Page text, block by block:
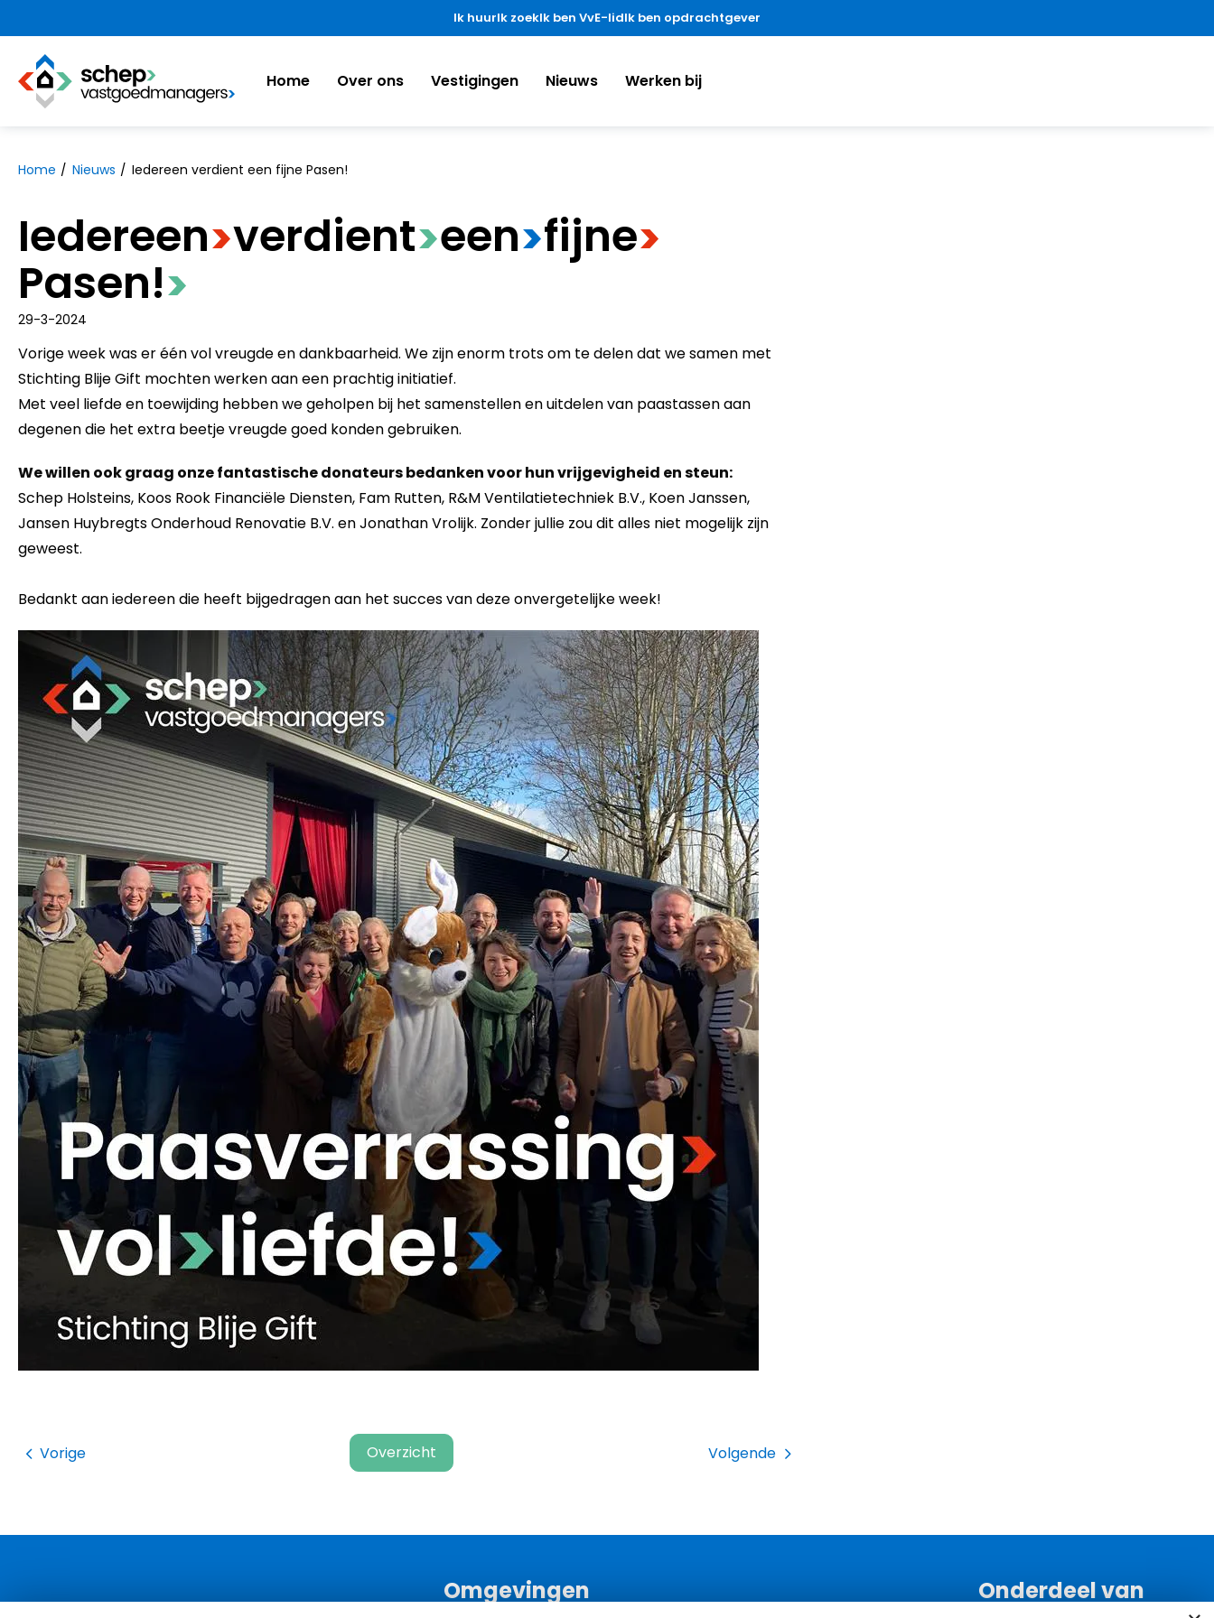
https://www.schepvastgoedmanagers.nl
Home Over ons Vestigingen Nieuws Werken bij
Ik huurIk zoekIk ben VvE-lidIk ben opdrachtgever
Home Nieuws Iedereen verdient een fijne Pasen!
Iedereen>​verdient>​een>​fijne>
Pasen!>
29-3-2024
Vorige week was er één vol vreugde en dankbaarheid. We zijn enorm trots om te delen dat we samen met
Stichting Blije Gift mochten werken aan een prachtig initiatief.
Met veel liefde en toewijding hebben we geholpen bij het samenstellen en uitdelen van paastassen aan
degenen die het extra beetje vreugde goed konden gebruiken.
We willen ook graag onze fantastische donateurs bedanken voor hun vrijgevigheid en steun:
Schep Holsteins, Koos Rook Financiële Diensten, Fam Rutten, R&M Ventilatietechniek B.V., Koen Janssen,
Jansen Huybregts Onderhoud Renovatie B.V. en Jonathan Vrolijk. Zonder jullie zou dit alles niet mogelijk zijn
geweest.
Bedankt aan iedereen die heeft bijgedragen aan het succes van deze onvergetelijke week!
Volgende
Overzicht
Vorige
Omgevingen Onderdeel van